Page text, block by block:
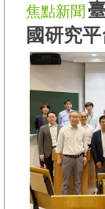
焦點新聞
國研究平